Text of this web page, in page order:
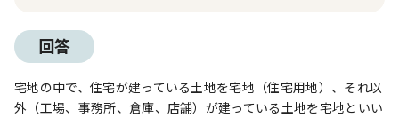
回答
宅地の中で、住宅が建っている土地を宅地（住宅用地）、それ以
外（工場、事務所、倉庫、店舗）が建っている土地を宅地といい